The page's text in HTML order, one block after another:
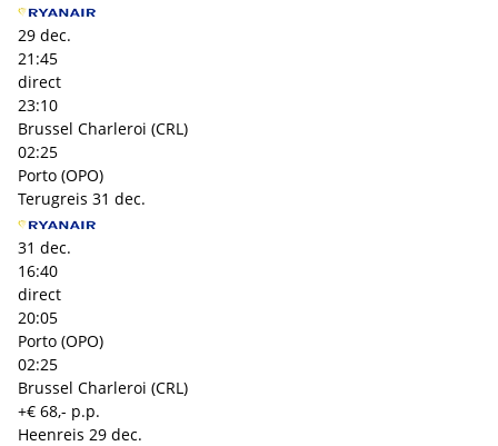
29 dec.
21:45
direct
23:10
Brussel Charleroi (CRL)
02:25
Porto (OPO)
Terugreis 31 dec.
31 dec.
16:40
direct
20:05
Porto (OPO)
02:25
Brussel Charleroi (CRL)
+€ 68,- p.p.
Heenreis 29 dec.